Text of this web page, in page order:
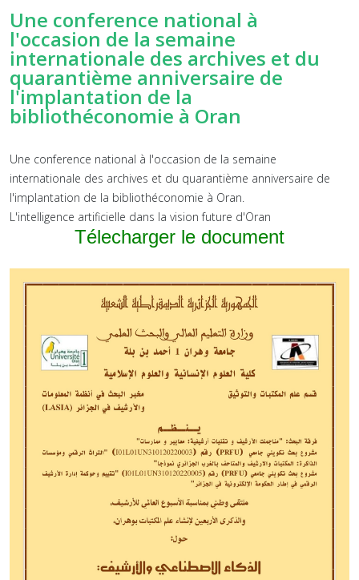
Une conference national à
l'occasion de la semaine
internationale des archives et du
quarantième anniversaire de
l'implantation de la
bibliothéconomie à Oran
Une conference national à l'occasion de la semaine
internationale des archives et du quarantième anniversaire de
l'implantation de la bibliothéconomie à Oran.
L'intelligence artificielle dans la vision future d'Oran
Télecharger le document